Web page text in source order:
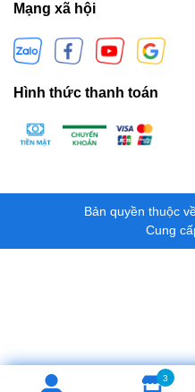
3
Mạng xã hội
Hình thức thanh toán
Bản quyền thuộc
Cung